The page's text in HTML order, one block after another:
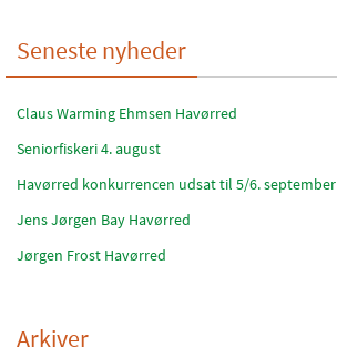
Seneste nyheder
Claus Warming Ehmsen Havørred
Seniorfiskeri 4. august
Havørred konkurrencen udsat til 5/6. september
Jens Jørgen Bay Havørred
Jørgen Frost Havørred
Arkiver